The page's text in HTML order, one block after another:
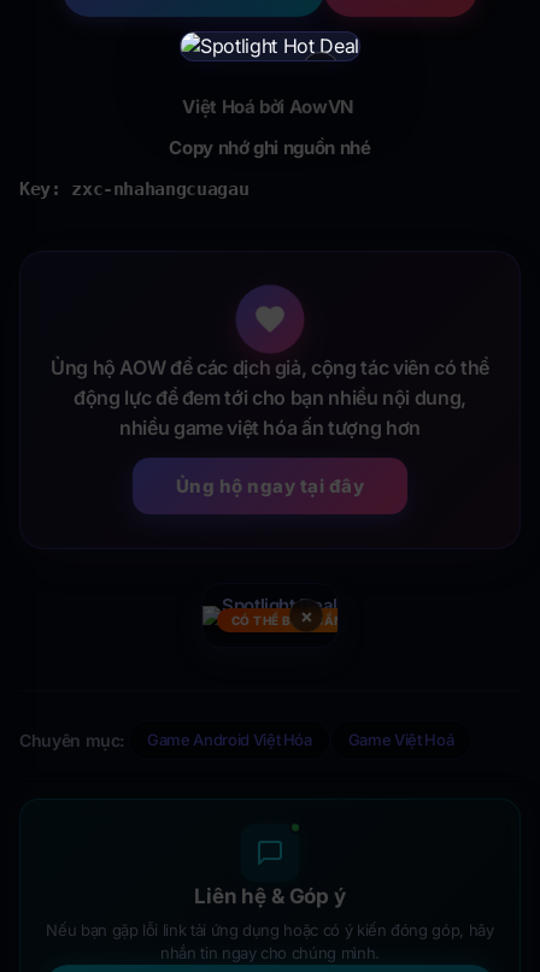
Việt Hoá bởi AowVN
Copy nhớ ghi nguồn nhé
Key: zxc-nhahangcuagau
Ủng hộ AOW để các dịch giả, cộng tác viên có thể
động lực để đem tới cho bạn nhiều nội dung,
nhiều game việt hóa ấn tượng hơn
Ủng hộ ngay tại đây
×
CÓ THỂ BẠN CẦN
Chuyên mục: Game Android Việt Hóa Game Việt Hoá
Liên hệ & Góp ý
Nếu bạn gặp lỗi link tải ứng dụng hoặc có ý kiến đóng góp, hãy
nhắn tin ngay cho chúng mình.
×